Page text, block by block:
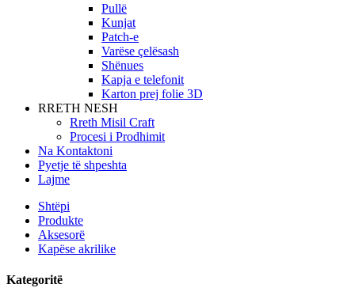
Pullë
Kunjat
Patch-e
Varëse çelësash
Shënues
Kapja e telefonit
Karton prej folie 3D
RRETH NESH
Rreth Misil Craft
Procesi i Prodhimit
Na Kontaktoni
Pyetje të shpeshta
Lajme
Shtëpi
Produkte
Aksesorë
Kapëse akrilike
Kategoritë